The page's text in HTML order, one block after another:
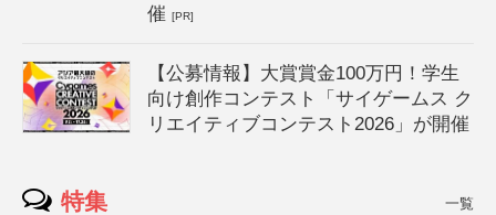
催[PR]
【公募情報】大賞賞金100万円！学生
向け創作コンテスト「サイゲームス ク
リエイティブコンテスト2026」が開催
特集 一覧